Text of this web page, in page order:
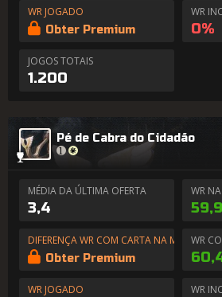
WR JOGADO
Obter Premium
WR
0%
JOGOS TOTAIS
1.200
Pé de Cabra do Cidadão
MÉDIA DA ÚLTIMA OFERTA
3,4
WR
DIFERENÇA WR COM CARTA NA MÃO
Obter Premium
WR
WR JOGADO
WR